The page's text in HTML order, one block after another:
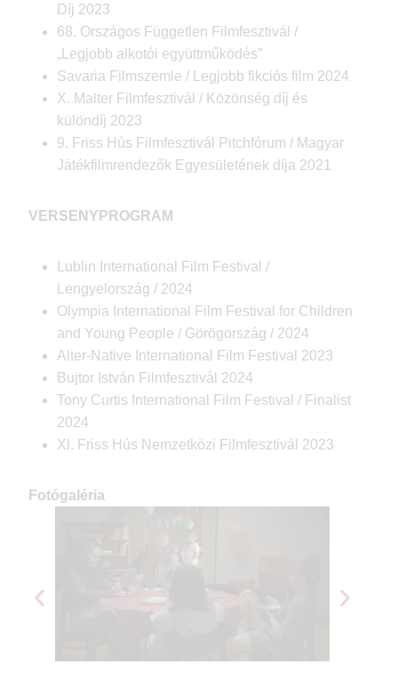
Díj 2023
68. Országos Független Filmfesztivál /
„Legjobb alkotói együttműködés”
Savaria Filmszemle / Legjobb fikciós film 2024
X. Malter Filmfesztivál / Közönség díj és
különdíj 2023
9. Friss Hús Filmfesztivál Pitchfórum / Magyar
Játékfilmrendezők Egyesületének díja 2021
VERSENYPROGRAM
Lublin International Film Festival /
Lengyelország / 2024
Olympia International Film Festival for Children
and Young People / Görögország / 2024
Alter-Native International Film Festival 2023
Bujtor István Filmfesztivál 2024
Tony Curtis International Film Festival / Finalist
2024
Xl. Friss Hús Nemzetközi Filmfesztivál 2023
Fotógaléria